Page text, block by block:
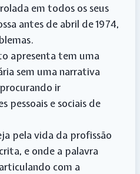
em todos os seus
antes de abril de 1974,
apresenta tem uma
sem uma narrativa
ir
pessoais e sociais de
pela vida da profissão
e onde a palavra
com a